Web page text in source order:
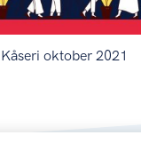
Kåseri oktober 2021